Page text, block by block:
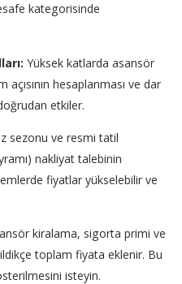
kategorisinde
Yüksek katlarda asansör
hesaplanması ve dar
etkiler.
sezonu ve resmi tatil
nakliyat talebinin
fiyatlar yükselebilir ve
kiralama, sigorta primi ve
toplam fiyata eklenir. Bu
isteyin.